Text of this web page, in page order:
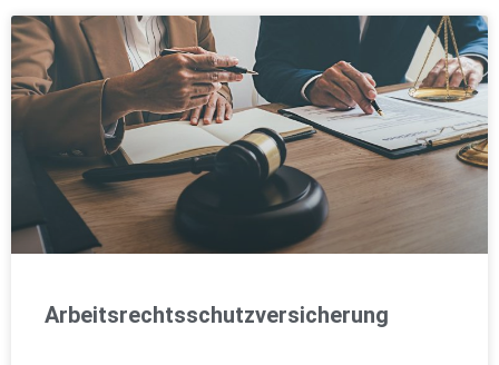
Arbeitsrechtsschutzversicherung